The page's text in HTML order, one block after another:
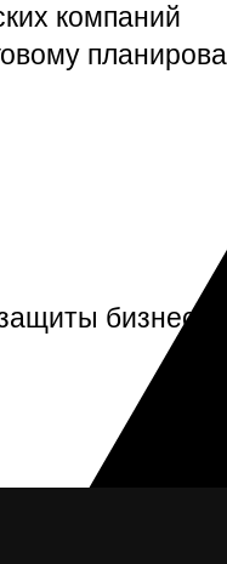
компаний
бизнеса